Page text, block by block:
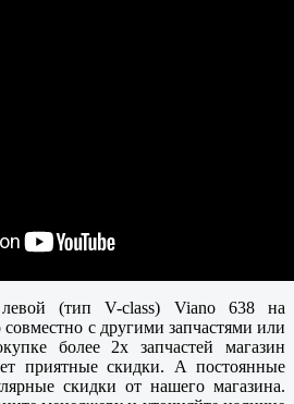
(тип V-class) Viano 638 на
с другими запчастями или
более 2х запчастей магазин
приятные скидки. А постоянные
скидки от нашего магазина.